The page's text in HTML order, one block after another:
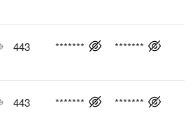
443 ******* *******
443 ******* *******